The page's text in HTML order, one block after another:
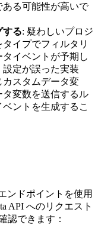
ある可能性が高いで
する: 疑わしいプロジ
イプでフィルタリ
イベントが予期し
定が誤った実装
スタムデータ変
変数を送信するル
ントを生成するこ
ンドポイントを使用
API へのリクエスト
認できます：